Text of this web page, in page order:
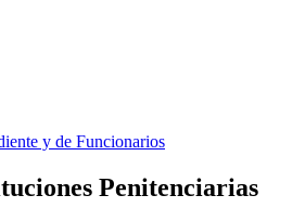
y de Funcionarios
Penitenciarias